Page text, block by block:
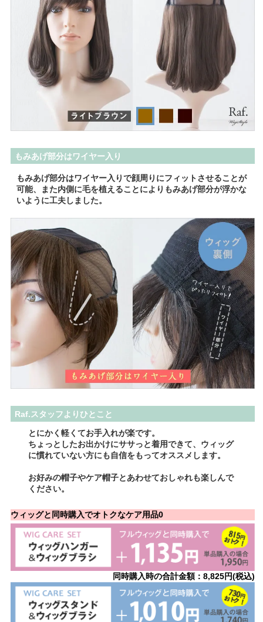
もみあげ部分はワイヤー入り
もみあげ部分はワイヤー入りで顔周りにフィットさせることが
可能、また内側に毛を植えることによりもみあげ部分が浮かな
いように工夫しました。
Raf.スタッフよりひとこと
とにかく軽くてお手入れが楽です。
ちょっとしたお出かけにササっと着用できて、ウィッグ
に慣れていない方にも自信をもってオススメします。
お好みの帽子やケア帽子とあわせておしゃれも楽しんで
ください。
ウィッグと同時購入でオトクなケア用品0
同時購入時の合計金額：8,825円(税込)